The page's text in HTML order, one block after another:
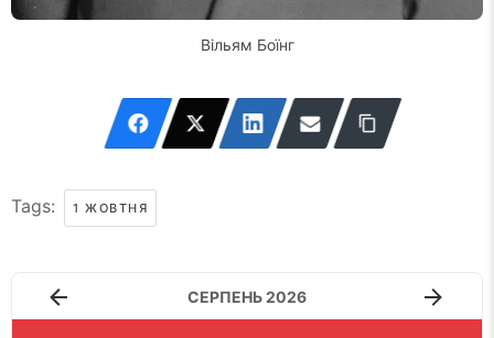
Вільям Боїнг
Tags: 1 ЖОВТНЯ
СЕРПЕНЬ 2026